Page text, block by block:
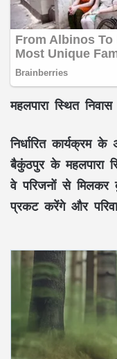
महलपारा स्थित
निर्धारित
बैकुंठपुर के महलपारा
वे परिजनों से
प्रकट करेंगे और